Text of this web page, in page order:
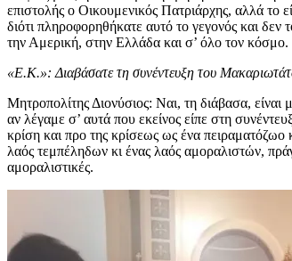
επιστολής ο Οικουμενικός Πατριάρχης, αλλά το
διότι πληροφορηθήκατε αυτό το γεγονός και
την Αμερική, στην Ελλάδα και σ’ όλο τον κόσμο.
«Ε.Κ.»: Διαβάσατε τη συνέντευξη του
Μητροπολίτης Διονύσιος: Ναι, τη διάβασα,
αν λέγαμε σ’ αυτά που εκείνος είπε στη
κρίση και προ της κρίσεως ως ένα πειραματόζωο
λαός τεμπέληδων κι ένας λαός αμοραλιστών,
αμοραλιστικές.